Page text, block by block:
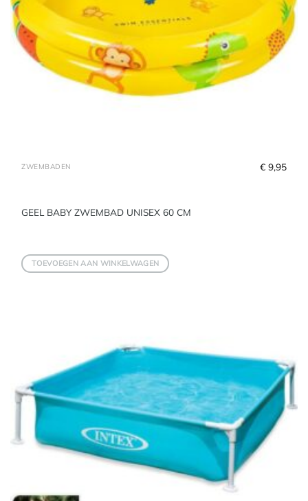
ZWEMBADEN
GEEL BABY ZWEMBAD UNISEX 60 CM
€ 9,95
TOEVOEGEN AAN WINKELWAGEN